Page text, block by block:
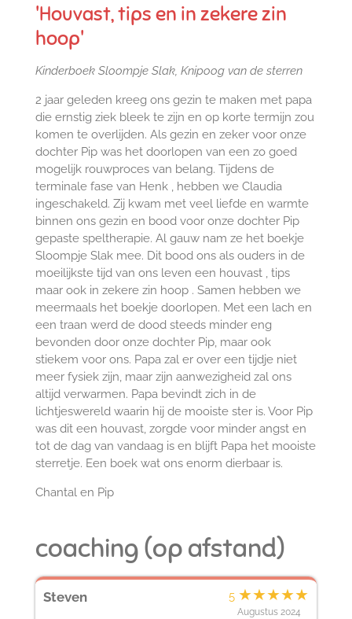
'Houvast, tips en in zekere zin
hoop'
Kinderboek Sloompje Slak, Knipoog van de sterren
2 jaar geleden kreeg ons gezin te maken met papa
die ernstig ziek bleek te zijn en op korte termijn zou
komen te overlijden. Als gezin en zeker voor onze
dochter Pip was het doorlopen van een zo goed
mogelijk rouwproces van belang. Tijdens de
terminale fase van Henk , hebben we Claudia
ingeschakeld. Zij kwam met veel liefde en warmte
binnen ons gezin en bood voor onze dochter Pip
gepaste speltherapie. Al gauw nam ze het boekje
Sloompje Slak mee. Dit bood ons als ouders in de
moeilijkste tijd van ons leven een houvast , tips
maar ook in zekere zin hoop . Samen hebben we
meermaals het boekje doorlopen. Met een lach en
een traan werd de dood steeds minder eng
bevonden door onze dochter Pip, maar ook
stiekem voor ons. Papa zal er over een tijdje niet
meer fysiek zijn, maar zijn aanwezigheid zal ons
altijd verwarmen. Papa bevindt zich in de
lichtjeswereld waarin hij de mooiste ster is. Voor Pip
was dit een houvast, zorgde voor minder angst en
tot de dag van vandaag is en blijft Papa het mooiste
sterretje. Een boek wat ons enorm dierbaar is.
Chantal en Pip
coaching (op afstand)
Steven 5 ★★★★★
Augustus 2024